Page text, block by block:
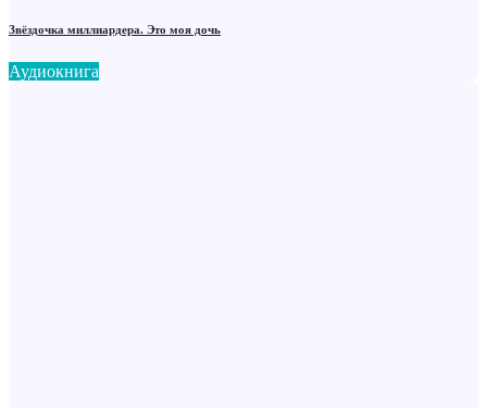
Звёздочка миллиардера. Это моя дочь
Аудиокнига